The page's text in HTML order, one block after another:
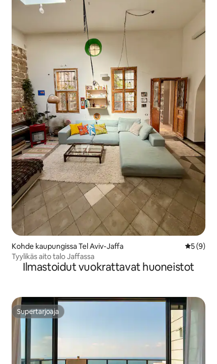
Kohde kaupungissa Tel Aviv-Jaffa
5 (9)
Tyylikäs aito talo Jaffassa
Ilmastoidut vuokrattavat huoneistot
Supertarjoaja
Supertarjoaja